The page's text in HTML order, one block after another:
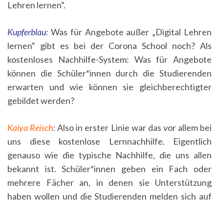
Lehren lernen“.
Kupferblau: Was für Angebote außer „Digital Lehren
lernen“ gibt es bei der Corona School noch? Als
kostenloses Nachhilfe-System: Was für Angebote
können die Schüler*innen durch die Studierenden
erwarten und wie können sie gleichberechtigter
gebildet werden?
Kaiya Reisch:Also in erster Linie war das vor allem bei
uns diese kostenlose Lernnachhilfe. Eigentlich
genauso wie die typische Nachhilfe, die uns allen
bekannt ist. Schüler*innen geben ein Fach oder
mehrere Fächer an, in denen sie Unterstützung
haben wollen und die Studierenden melden sich auf